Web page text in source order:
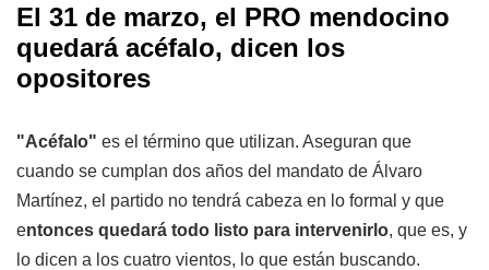
El 31 de marzo, el PRO mendocino
quedará acéfalo, dicen los
opositores
"Acéfalo" es el término que utilizan. Aseguran que
cuando se cumplan dos años del mandato de Álvaro
Martínez, el partido no tendrá cabeza en lo formal y que
entonces quedará todo listo para intervenirlo, que es, y
lo dicen a los cuatro vientos, lo que están buscando.